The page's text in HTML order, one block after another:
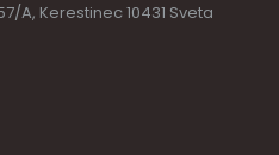
A, Kerestinec 10431 Sveta